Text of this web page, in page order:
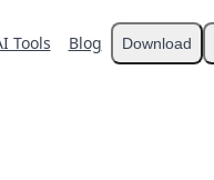
Tools Blog Download